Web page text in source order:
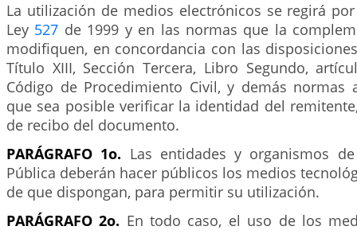
La utilización de medios electrónicos se regirá
Ley 527 de 1999 y en las normas que la
modifiquen, en concordancia con las
Título XIII, Sección Tercera, Libro Segundo,
Código de Procedimiento Civil, y demás normas
que sea posible verificar la identidad del
de recibo del documento.
PARÁGRAFO 1o. Las entidades y organismos
Pública deberán hacer públicos los medios
de que dispongan, para permitir su utilización.
PARÁGRAFO 2o. En todo caso, el uso de los